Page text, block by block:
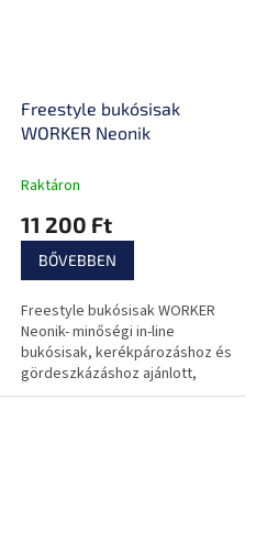
Freestyle bukósisak
WORKER Neonik
Raktáron
11 200 Ft
BŐVEBBEN
Freestyle bukósisak WORKER
Neonik- minőségi in-line
bukósisak, kerékpározáshoz és
gördeszkázáshoz ajánlott,
színes design, 11